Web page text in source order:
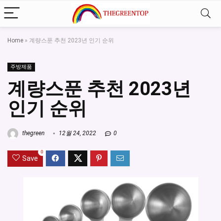
Home » 계량스푼 추천 2023년 인기 순위
주방제품
계량스푼 추천 2023년
인기 순위
thegreen 12월 24, 2022 0
Save
0